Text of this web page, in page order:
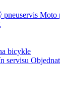
pneuservis Moto
bicykle